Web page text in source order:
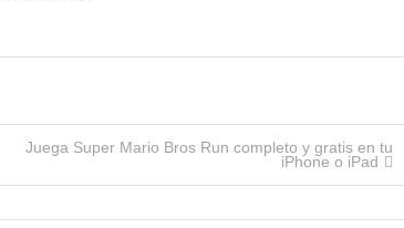
Juega Super Mario Bros Run completo y gratis en tu
iPhone o iPad